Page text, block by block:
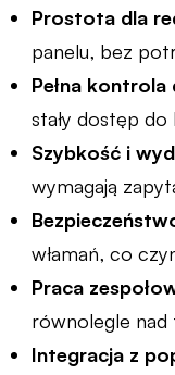
Prostota dla
panelu, bez
Pełna
stały dostęp
Szybkość i
wymagają
włamań, co
Praca
równolegle nad
Integracja z